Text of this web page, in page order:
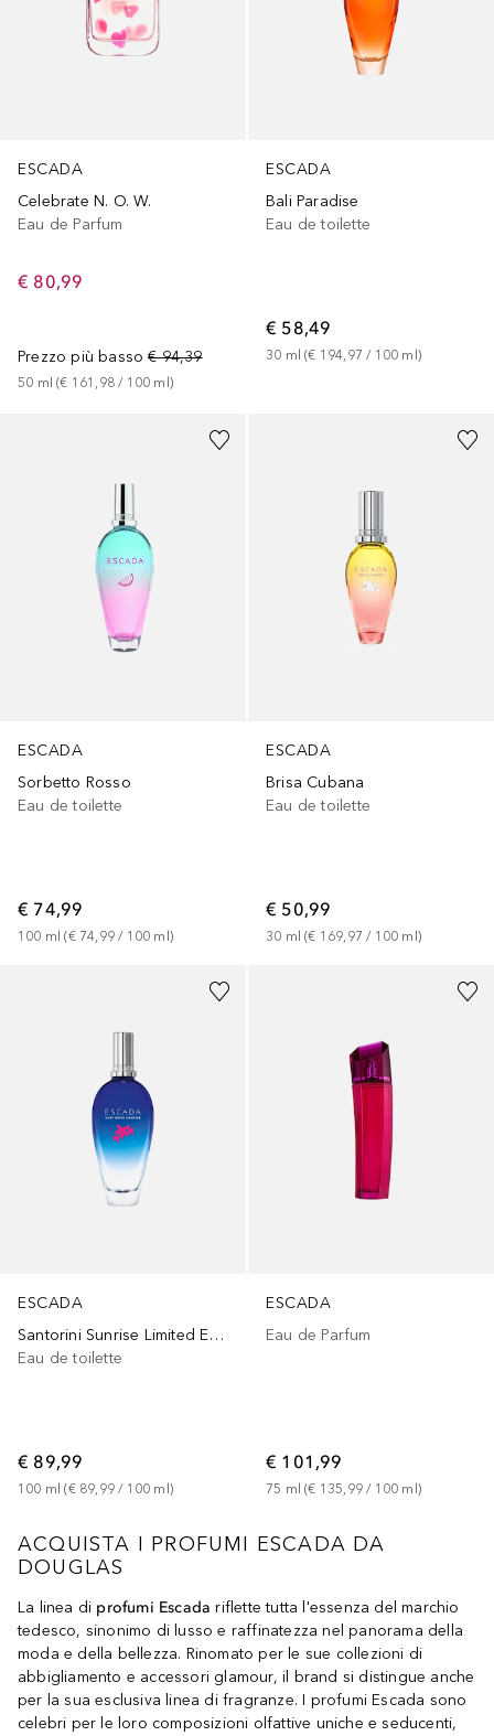
ESCADA
Celebrate N. O. W.
Eau de Parfum
€ 80,99
Prezzo più basso € 94,39
50 ml (€ 161,98 / 100 ml )
ESCADA
Bali Paradise
Eau de toilette
€ 58,49
30 ml (€ 194,97 / 100 ml)
ESCADA
Sorbetto Rosso
Eau de toilette
€ 74,99
100 ml (€ 74,99 / 100 ml )
ESCADA
Brisa Cubana
Eau de toilette
€ 50,99
30 ml (€ 169,97 / 100 ml)
ESCADA
Santorini Sunrise Limited Edition
Eau de toilette
€ 89,99
100 ml (€ 89,99 / 100 ml)
ESCADA
Eau de Parfum
€ 101,99
75 ml (€ 135,99 / 100 ml)
ACQUISTA I PROFUMI ESCADA DA
DOUGLAS
La linea di profumi Escada riflette tutta l'essenza del marchio
tedesco, sinonimo di lusso e raffinatezza nel panorama della
moda e della bellezza. Rinomato per le sue collezioni di
abbigliamento e accessori glamour, il brand si distingue anche
per la sua esclusiva linea di fragranze. I profumi Escada sono
celebri per le loro composizioni olfattive uniche e seducenti,